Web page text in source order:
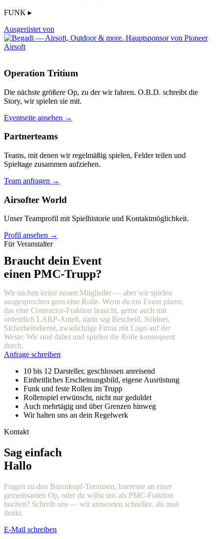
FUNK ▸
Ausgerüstet von
Operation Tritium
Die nächste größere Op, zu der wir fahren. O.B.D. schreibt die
Story, wir spielen sie mit.
Eventseite ansehen →
Partnerteams
Teams, mit denen wir regelmäßig spielen, Felder teilen und
Spieltage zusammen aufziehen.
Team anfragen →
Airsofter World
Unser Teamprofil mit Spielhistorie und Kontaktmöglichkeit.
Profil ansehen →
Für Veranstalter
Braucht dein Event
einen PMC-Trupp?
Wir suchen keine neuen Mitglieder — aber wir spielen
ausgesprochen gern eine Rolle. Wenn du ein Event planst,
das eine Contractor-Fraktion braucht, gerne auch mit
ordentlich LARP-Anteil, dann sag Bescheid. Söldner,
Sicherheitsdienst, zwielichtige Firma mit Logo auf der
Weste: Wir sind dabei und spielen die Rolle konsequent
durch.
Anfrage schreiben
10 bis 12 Darsteller, geschlossen anreisend
Einheitliches Erscheinungsbild, eigene Ausrüstung
Funk und feste Rollen im Trupp
Rollenspiel erwünscht, nicht nur geduldet
Auch mehrtägig und über Grenzen hinweg
Wir halten uns an dein Regelwerk
Kontakt
Sag einfach
Hallo
Fragen zu den Bärenkopf-Terminen, Interesse an einer
gemeinsamen Op, oder du willst uns als PMC-Fraktion
buchen? Schreib uns — wir antworten schneller, als man
denkt.
E-Mail schreiben